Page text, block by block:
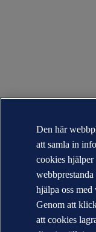
Den här
att samla in
cookies
hjälpa oss med
Genom att
att cookies